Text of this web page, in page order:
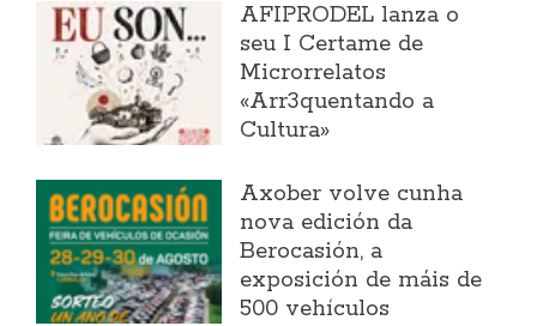
AFIPRODEL lanza o
seu I Certame de
Microrrelatos
«Arr3quentando a
Cultura»
Axober volve cunha
nova edición da
Berocasión, a
exposición de máis de
500 vehículos